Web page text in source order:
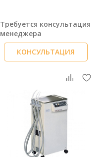
Требуется консультация
менеджера
КОНСУЛЬТАЦИЯ